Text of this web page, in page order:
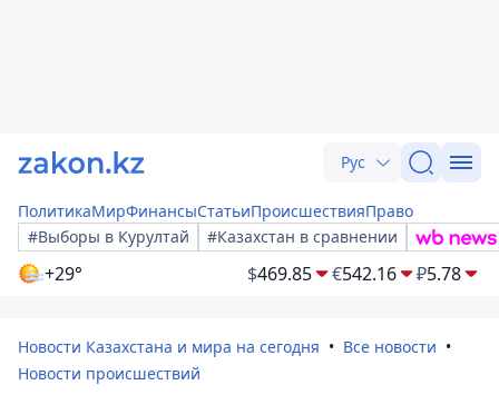
Рус
ПолитикаМирФинансыСтатьиПроисшествияПраво
#Выборы в Курултай
#Казахстан в сравнении
+29° $469.85 €542.16 ₽5.78
Новости Казахстана и мира на сегодня
Все новости
Новости происшествий